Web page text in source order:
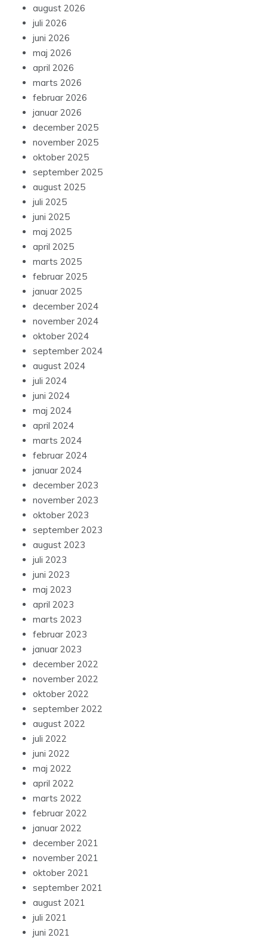
august 2026
juli 2026
juni 2026
maj 2026
april 2026
marts 2026
februar 2026
januar 2026
december 2025
november 2025
oktober 2025
september 2025
august 2025
juli 2025
juni 2025
maj 2025
april 2025
marts 2025
februar 2025
januar 2025
december 2024
november 2024
oktober 2024
september 2024
august 2024
juli 2024
juni 2024
maj 2024
april 2024
marts 2024
februar 2024
januar 2024
december 2023
november 2023
oktober 2023
september 2023
august 2023
juli 2023
juni 2023
maj 2023
april 2023
marts 2023
februar 2023
januar 2023
december 2022
november 2022
oktober 2022
september 2022
august 2022
juli 2022
juni 2022
maj 2022
april 2022
marts 2022
februar 2022
januar 2022
december 2021
november 2021
oktober 2021
september 2021
august 2021
juli 2021
juni 2021